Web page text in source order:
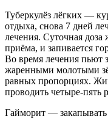
Туберкулёз лёгких —
отдыха, снова 7 дней
лечения. Суточная доза
приёма, и запивается
Во время лечения пьют
жаренными молотыми
равных пропорциях.
проводить четыре-пять
Гайморит —